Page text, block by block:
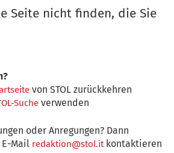
Seite nicht finden, die Sie
von STOL zurückkehren
Suche verwenden
oder Anregungen? Dann
Mail redaktion@stol.itkontaktieren